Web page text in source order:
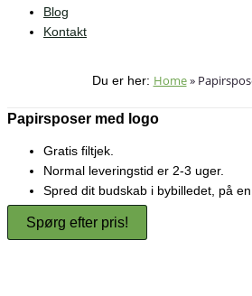
Blog
Kontakt
Du er her: Home»
Papirsposer med logo
Gratis filtjek.
Normal leveringstid er 2-3 uger.
Spred dit budskab i bybilledet, på
Spørg efter pris!